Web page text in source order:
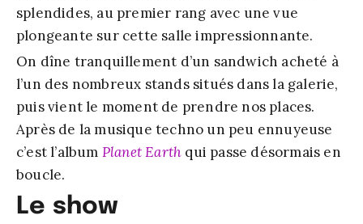
splendides, au premier rang avec une vue
plongeante sur cette salle impressionnante.
On dîne tranquillement d’un sandwich acheté à
l’un des nombreux stands situés dans la galerie,
puis vient le moment de prendre nos places.
Après de la musique techno un peu ennuyeuse
c’est l’album Planet Earth qui passe désormais en
boucle.
Le show